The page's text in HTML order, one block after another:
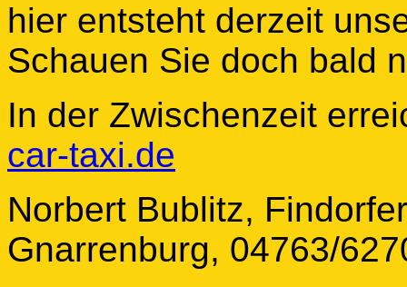
hier entsteht derzeit
Schauen Sie doch bald
In der Zwischenzeit
car-taxi.de
Norbert Bublitz,
Gnarrenburg, 04763/